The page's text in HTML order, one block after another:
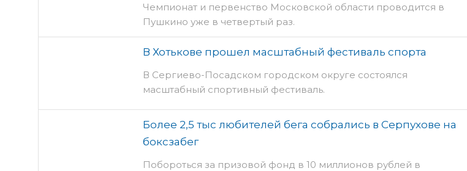
Чемпионат и первенство Московской области проводится в
Пушкино уже в четвертый раз.
В Хотькове прошел масштабный фестиваль спорта
В Сергиево-Посадском городском округе состоялся
масштабный спортивный фестиваль.
Более 2,5 тыс любителей бега собрались в Серпухове на
боксзабег
Побороться за призовой фонд в 10 миллионов рублей в